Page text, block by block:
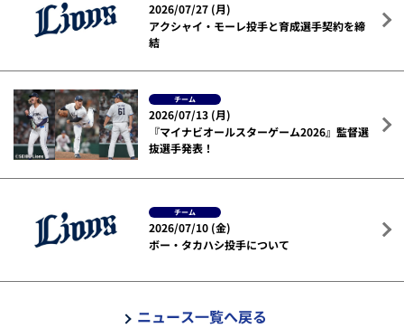
2026/07/27 (月)
アクシャイ・モーレ投手と育成選手契約を締
結
チーム
2026/07/13 (月)
『マイナビオールスターゲーム2026』監督選
抜選手発表！
チーム
2026/07/10 (金)
ボー・タカハシ投手について
ニュース一覧へ戻る